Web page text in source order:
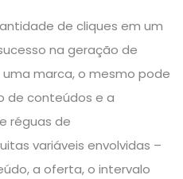
de cliques em um
na geração de
marca, o mesmo pode
de conteúdos e a
réguas de
variáveis envolvidas –
a oferta, o intervalo